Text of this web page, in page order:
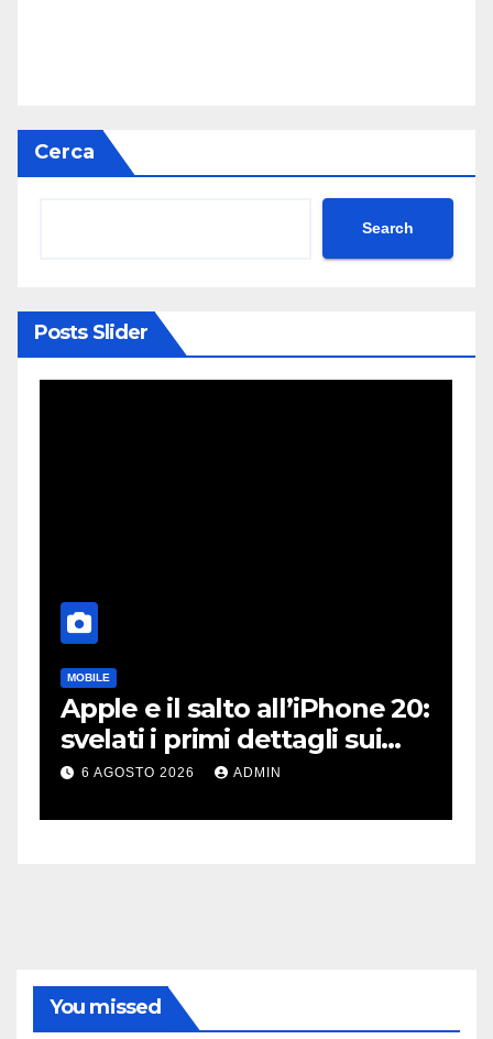
Cerca
Search
Posts Slider
MOBILE
Apple e il salto all’iPhone 20:
svelati i primi dettagli sui
display dei futuri top di
6 AGOSTO 2026 ADMIN
You missed